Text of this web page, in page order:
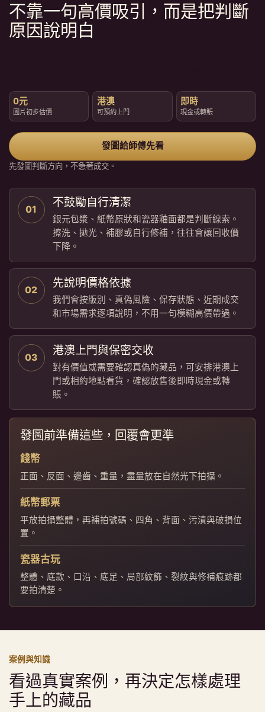
不靠一句高價吸引，而是把判斷
原因說明白
0元
圖片初步估價
港澳
可預約上門
即時
現金或轉賬
發圖給師傅先看
先發圖判斷方向，不急著成交。
01
不鼓勵自行清潔
銀元包漿、紙幣原狀和瓷器釉面都是判斷線索。
擦洗、拋光、補膠或自行修補，往往會讓回收價
下降。
02
先說明價格依據
我們會按版別、真偽風險、保存狀態、近期成交
和市場需求逐項說明，不用一句模糊高價帶過。
03
港澳上門與保密交收
對有價值或需要確認真偽的藏品，可安排港澳上
門或相約地點看貨，確認放售後即時現金或轉
賬。
發圖前準備這些，回覆會更準
錢幣
正面、反面、邊齒、重量，盡量放在自然光下拍攝。
紙幣郵票
平放拍攝整體，再補拍號碼、四角、背面、污漬與破損位
置。
瓷器古玩
整體、底款、口沿、底足、局部紋飾、裂紋與修補痕跡都
要拍清楚。
案例與知識
看過真實案例，再決定怎樣處理
手上的藏品